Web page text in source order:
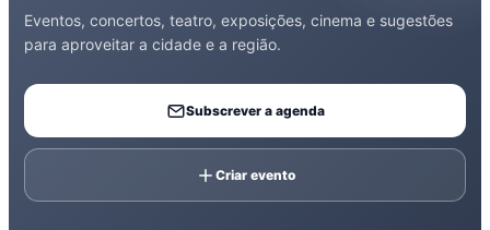
Eventos, concertos, teatro, exposições, cinema e sugestões
para aproveitar a cidade e a região.
Subscrever a agenda
Criar evento